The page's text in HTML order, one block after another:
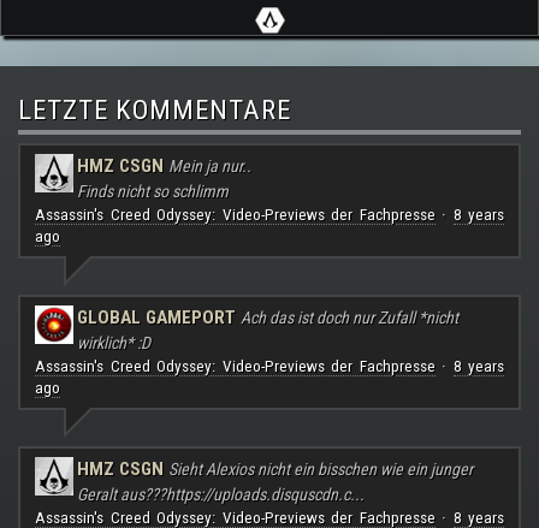
LETZTE KOMMENTARE
HMZ CSGN Mein ja nur..
Finds nicht so schlimm
Assassin's Creed Odyssey: Video-Previews der Fachpresse· 8 years
ago
GLOBAL GAMEPORT Ach das ist doch nur Zufall *nicht
wirklich* :D
Assassin's Creed Odyssey: Video-Previews der Fachpresse· 8 years
ago
HMZ CSGN Sieht Alexios nicht ein bisschen wie ein junger
Geralt aus???https://uploads.disquscdn.c...
Assassin's Creed Odyssey: Video-Previews der Fachpresse· 8 years